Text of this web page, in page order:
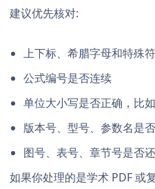
建议优先核对:
上下标、希腊字母和特殊
公式编号是否连续
单位大小写是否正确，比如
版本号、型号、参数名是
图号、表号、章节号是否
如果你处理的是学术 PDF 或